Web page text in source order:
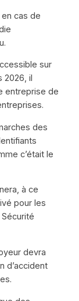
cas de
sur
2026, il
entreprise de
des
c’était le
à ce
pour les
devra
d’accident